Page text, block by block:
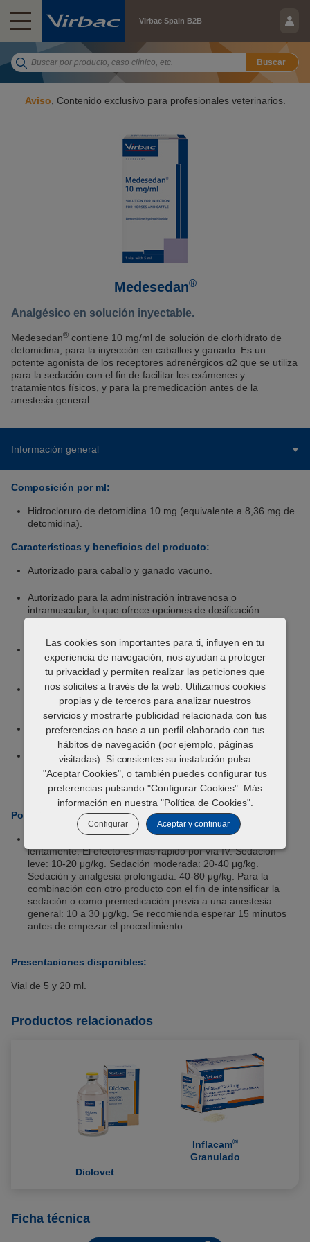
VIrbac Spain B2B
Buscar
Aviso , Contenido exclusivo para profesionales veterinarios.
Medesedan®
Analgésico en solución inyectable.
Medesedan® contiene 10 mg/ml de solución de clorhidrato de
detomidina, para la inyección en caballos y ganado. Es un
potente agonista de los receptores adrenérgicos α2 que se utiliza
para la sedación con el fin de facilitar los exámenes y
tratamientos físicos, y para la premedicación antes de la
anestesia general.
Información general
Composición por ml:
Hidrocloruro de detomidina 10 mg (equivalente a 8,36 mg de
detomidina).
Características y beneficios del producto:
Autorizado para caballo y ganado vacuno.
Autorizado para la administración intravenosa o
intramuscular, lo que ofrece opciones de dosificación
Duración de la acción de 30 a 180 minutos, suficiente para
facilitar los exámenes físicos y tratamientos.
Corto tiempo de espera para la carne de 2 días y 12 horas
para la leche, en bovinos.
Vida útil de 3 años que facilita la gestión del stock.
Vida útil de 28 días tras la apertura del envaso, lo que
permite múltiples usos de los viales.
Posología y vía de administración:
Vía intravenosa (IV) o intramuscular (IM). Inyectar
lentamente. El efecto es más rápido por vía IV. Sedación
leve: 10-20 μg/kg. Sedación moderada: 20-40 μg/kg.
Sedación y analgesia prolongada: 40-80 μg/kg. Para la
combinación con otro producto con el fin de intensificar la
sedación o como premedicación previa a una anestesia
general: 10 a 30 μg/kg. Se recomienda esperar 15 minutos
antes de empezar el procedimiento.
Presentaciones disponibles:
Vial de 5 y 20 ml.
Productos relacionados
Diclovet
Inflacam®
Granulado
Ficha técnica
Las cookies son importantes para ti, influyen en tu
experiencia de navegación, nos ayudan a proteger
tu privacidad y permiten realizar las peticiones que
nos solicites a través de la web. Utilizamos cookies
propias y de terceros para analizar nuestros
servicios y mostrarte publicidad relacionada con tus
preferencias en base a un perfil elaborado con tus
hábitos de navegación (por ejemplo, páginas
visitadas). Si consientes su instalación pulsa
"Aceptar Cookies", o también puedes configurar tus
preferencias pulsando "Configurar Cookies". Más
información en nuestra "Política de Cookies".
Configurar Aceptar y continuar